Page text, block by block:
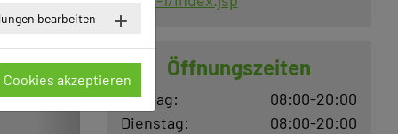
Öffnungszeiten
Montag:
08:00-20:00
Dienstag:
08:00-20:00
bearbeiten
Cookies akzeptieren